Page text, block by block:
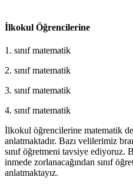
İlkokul Öğrencilerine
1. sınıf matematik
2. sınıf matematik
3. sınıf matematik
4. sınıf matematik
İlkokul öğrencilerine matematik
anlatmaktadır. Bazı velilerimiz
sınıf öğretmeni tavsiye ediyoruz.
inmede zorlanacağından sınıf
anlatmaktayız.